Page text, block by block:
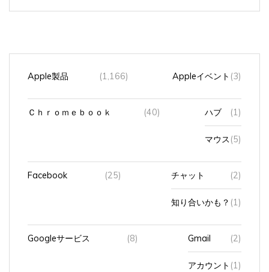
Apple製品 (1,166) Appleイベント (3)
Ｃｈｒｏｍｅｂｏｏｋ (40) ハブ (1)
マウス (5)
Facebook (25) チャット (2)
知り合いかも？ (1)
Googleサービス (8) Gmail (2)
アカウント (1)